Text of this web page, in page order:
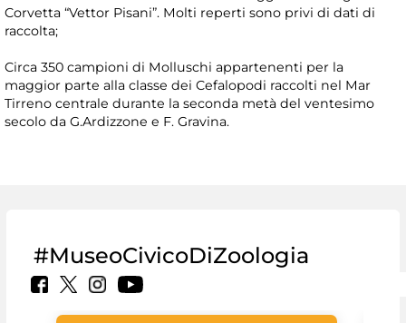
Corvetta “Vettor Pisani”. Molti reperti sono privi di dati di
raccolta;
Circa 350 campioni di Molluschi appartenenti per la
maggior parte alla classe dei Cefalopodi raccolti nel Mar
Tirreno centrale durante la seconda metà del ventesimo
secolo da G.Ardizzone e F. Gravina.
#MuseoCivicoDiZoologia